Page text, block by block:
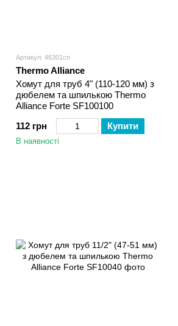
Артикул: 46301сп
Thermo Alliance
Хомут для труб 4" (110-120 мм) з
дюбелем та шпилькою Thermo
Alliance Forte SF100100
112 грн
Купити
В наявності